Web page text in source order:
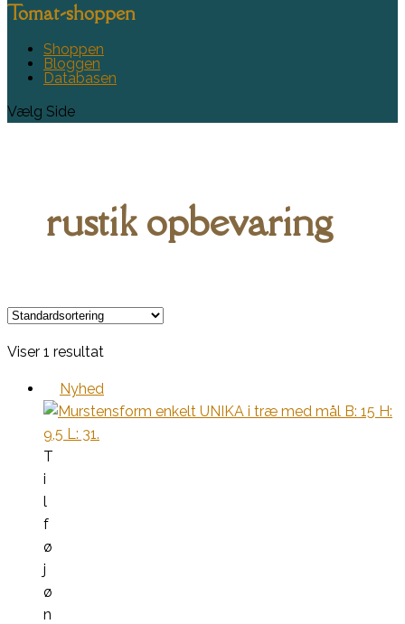
Tomat-shoppen
Shoppen
Bloggen
Databasen
Vælg Side
rustik opbevaring
Viser 1 resultat
Nyhed
T
i
l
f
ø
j
ø
n